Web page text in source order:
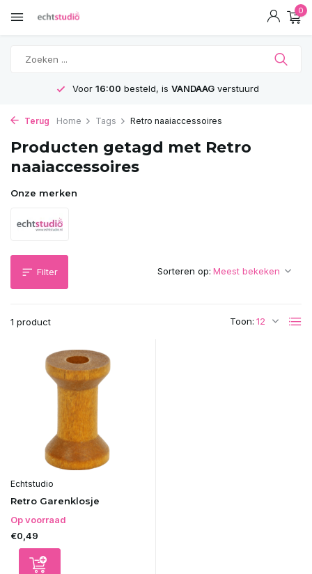
0
Voor 16:00 besteld, is VANDAAGverstuurd
Terug Home Tags Retro naaiaccessoires
Producten getagd met Retro
naaiaccessoires
Onze merken
Filter
1 product Toon:
Sorteren op:
Echtstudio
Retro Garenklosje
Op voorraad
€0,49